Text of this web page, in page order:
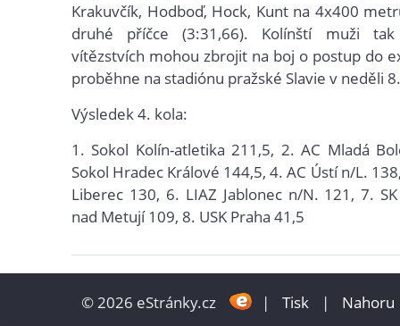
Krakuvčík, Hodboď, Hock, Kunt na 4x400
druhé příčce (3:31,66). Kolínští muži
vítězstvích mohou zbrojit na boj o postup do
proběhne na stadiónu pražské Slavie v neděli
Výsledek 4. kola:
1. Sokol Kolín-atletika 211,5, 2. AC Mladá
Sokol Hradec Králové 144,5, 4. AC Ústí n/L.
Liberec 130, 6. LIAZ Jablonec n/N. 121, 7.
nad Metují 109, 8. USK Praha 41,5
© 2026 eStránky.cz | Tisk | Nahoru